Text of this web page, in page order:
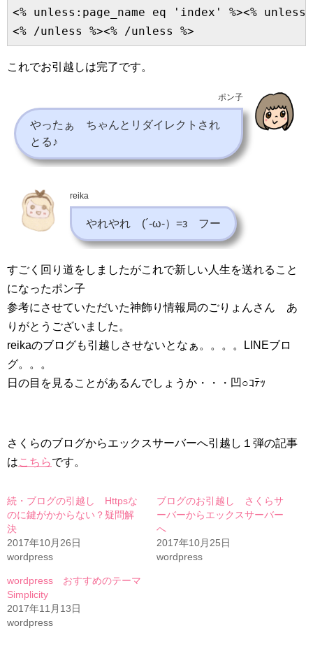
<% unless:page_name eq 'index' %><%
これでお引越しは完了です。
ポン子
やったぁ ちゃんとリダイレクトされ
とる♪
reika
やれやれ (´‐ω‐）=з フー
すごく回り道をしましたがこれで新しい人生を送れること
になったポン子
参考にさせていただいた神飾り情報局のごりょんさん あ
りがとうございました。
reikaのブログも引越しさせないとなぁ。。。。LINEブロ
グ。。。
日の目を見ることがあるんでしょうか・・・凹○ｺﾃｯ
さくらのブログからエックスサーバーへ引越し１弾の記事
はこちらです。
続・ブログの引越し Httpsな
のに鍵がかからない？疑問解
決
2017年10月26日
wordpress
ブログのお引越し さくらサ
ーバーからエックスサーバー
へ
2017年10月25日
wordpress
wordpress おすすめのテーマ
Simplicity
2017年11月13日
wordpress